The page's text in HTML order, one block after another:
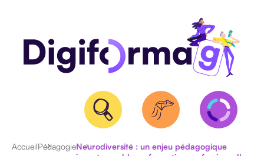
AccueilPédagogieNeurodiversité : un enjeu pédagogique